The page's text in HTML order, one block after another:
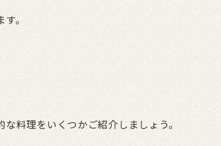
。
料理をいくつかご紹介しましょう。